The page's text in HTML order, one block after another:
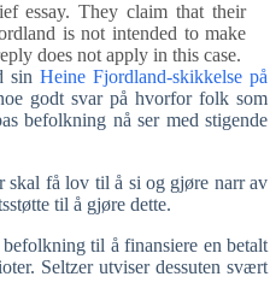
essay. They claim that their
is not intended to make
does not apply in this case.
sinHeine Fjordland-skikkelse på
godt svar på hvorfor folk som
befolkning nå ser med stigende
skal få lov til å si og gjøre narr av
til å gjøre dette.
til å finansiere en betalt
Seltzer utviser dessuten svært